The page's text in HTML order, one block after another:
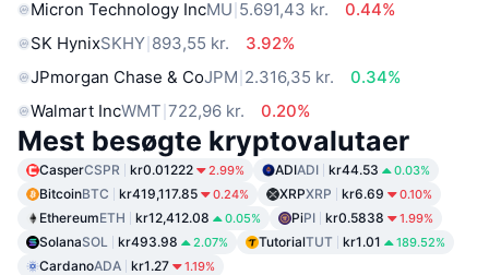
Micron Technology IncMU 5.691,43 kr.
0.44%
SK HynixSKHY 893,55 kr.
3.92%
JPmorgan Chase & CoJPM 2.316,35 kr.
0.34%
Walmart IncWMT 722,96 kr. 0.20%
Mest besøgte kryptovalutaer
CasperCSPR kr0.01222 2.99% ADIADI kr44.53 0.03%
BitcoinBTC kr419,117.85 0.24% XRPXRP kr6.69 0.10%
EthereumETH kr12,412.08 0.05% PiPI kr0.5838 1.99%
SolanaSOL kr493.98 2.07% TutorialTUT kr1.01 189.52%
CardanoADA kr1.27 1.19%